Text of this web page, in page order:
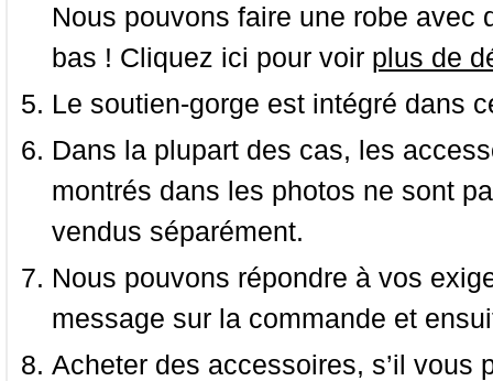
Nous pouvons faire une robe
bas ! Cliquez ici pour voir plus de
Le soutien-gorge est intégré dans
Dans la plupart des cas, les
montrés dans les photos ne sont
vendus séparément.
Nous pouvons répondre à vos
message sur la commande et
Acheter des accessoires, s’il